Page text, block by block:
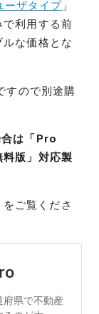
ーザタイプ 」
で利用する前
な価格とな
すので別途購
は「Pro
版」対応製
をご覧くださ